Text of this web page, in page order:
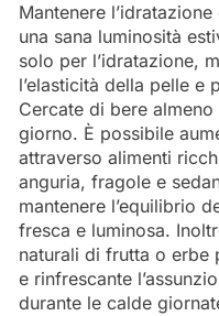
Mantenere
una sana luminosità
solo per l’idratazione,
l’elasticità della pelle e
Cercate di bere
giorno. È possibile
attraverso alimenti
anguria, fragole e
mantenere l’equilibrio
fresca e luminosa.
naturali di frutta o erbe
e rinfrescante
durante le calde